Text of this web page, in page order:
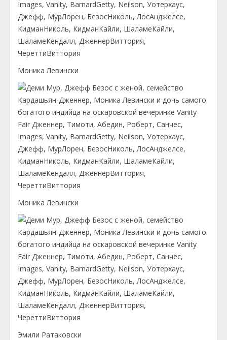
Моника Левински
Моника Левински
Эмили Ратаковски